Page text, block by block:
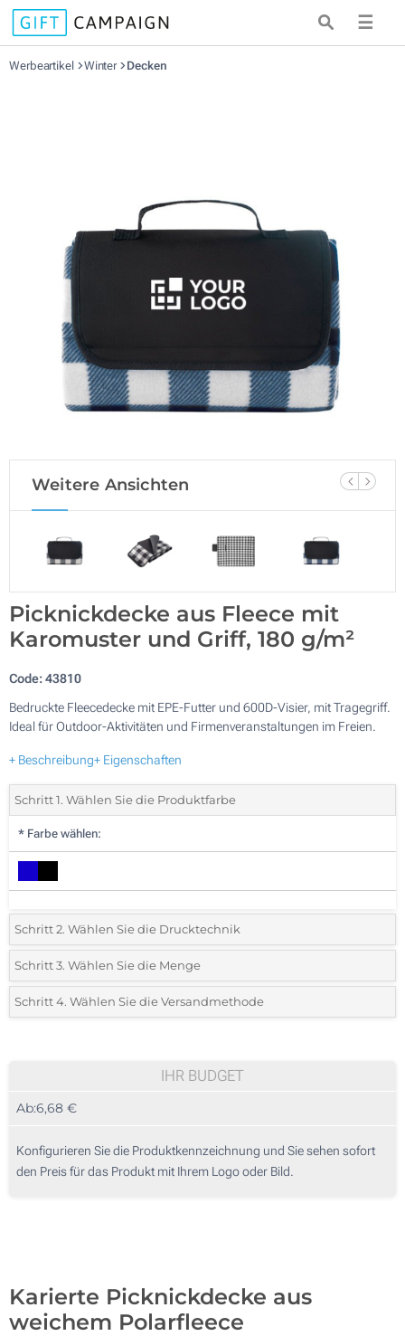
☰
Werbeartikel Winter Decken
Weitere Ansichten
Picknickdecke aus Fleece mit
Karomuster und Griff, 180 g/m²
Code:43810
Bedruckte Fleecedecke mit EPE-Futter und 600D-Visier, mit Tragegriff.
Ideal für Outdoor-Aktivitäten und Firmenveranstaltungen im Freien.
+ Beschreibung+ Eigenschaften
Schritt 1. Wählen Sie die Produktfarbe
* Farbe wählen:
Schritt 2. Wählen Sie die Drucktechnik
*Wählen Sie die Druck- und Farbtechniken für Ihr Logo:
1 Farbig (Auf der Seitentasche)
3 Farbig (Auf der Seitentasche)
Vollfarbdruck (Auf der Seitentasche)
Schritt 3. Wählen Sie die Menge
*Bitte wählen Sie Ihre gewünschte Menge
10
50
Schritt 4. Wählen Sie die Versandmethode
IHR BUDGET
Ab:6,68 €
Konfigurieren Sie die Produktkennzeichnung und Sie sehen sofort
den Preis für das Produkt mit Ihrem Logo oder Bild.
Karierte Picknickdecke aus
weichem Polarfleece